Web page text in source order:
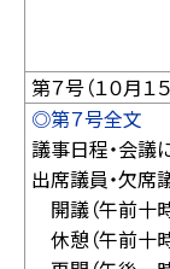
第７号（１０月１
◎第７号全文
議事日程・会議
出席議員・欠席
開議（午前十
休憩（午前十